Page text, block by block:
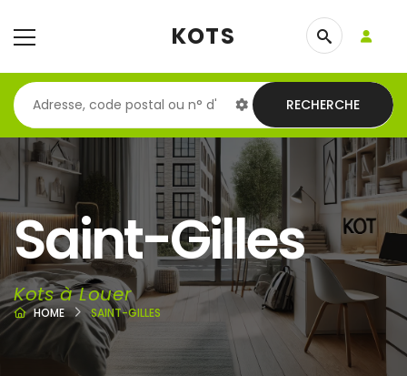
KOTS
RECHERCHE
Saint-Gilles
Kots à Louer
HOME SAINT-GILLES